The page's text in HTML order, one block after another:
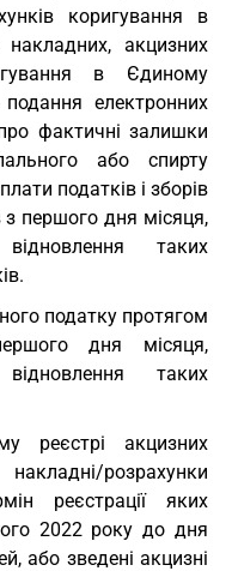
коригування в
акцизних
в Єдиному
електронних
фактичні залишки
або спирту
податків і зборів
першого дня місяця,
таких
податку протягом
дня місяця,
таких
реєстрі акцизних
розрахунки
реєстрації яких
2022 року до дня
або зведені акцизні